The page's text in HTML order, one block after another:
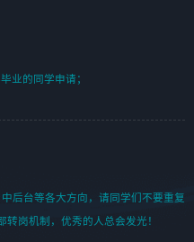
报方案、投标方案的策划编写）
业的同学申请；
后台等各大方向，请同学们不要重复
岗机制，优秀的人总会发光！